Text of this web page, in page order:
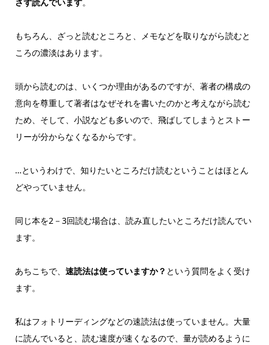
もちろん、ざっと読むところと、メモなどを取りながら読むと
ころの濃淡はあります。
頭から読むのは、いくつか理由があるのですが、著者の構成の
意向を尊重して著者はなぜそれを書いたのかと考えながら読む
ため、そして、小説なども多いので、飛ばしてしまうとストー
リーが分からなくなるからです。
…というわけで、知りたいところだけ読むということはほとん
どやっていません。
同じ本を2－3回読む場合は、読み直したいところだけ読んでい
ます。
あちこちで、 速読法は使っていますか？ という質問をよく受け
ます。
私はフォトリーディングなどの速読法は使っていません。大量
に読んでいると、読む速度が速くなるので、量が読めるように